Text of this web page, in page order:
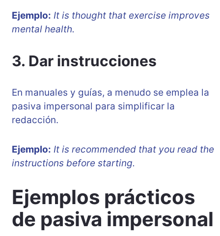
Ejemplo: It is thought that exercise improves
mental health.
3. Dar instrucciones
En manuales y guías, a menudo se emplea la
pasiva impersonal para simplificar la
redacción.
Ejemplo: It is recommended that you read the
instructions before starting.
Ejemplos prácticos
de pasiva impersonal